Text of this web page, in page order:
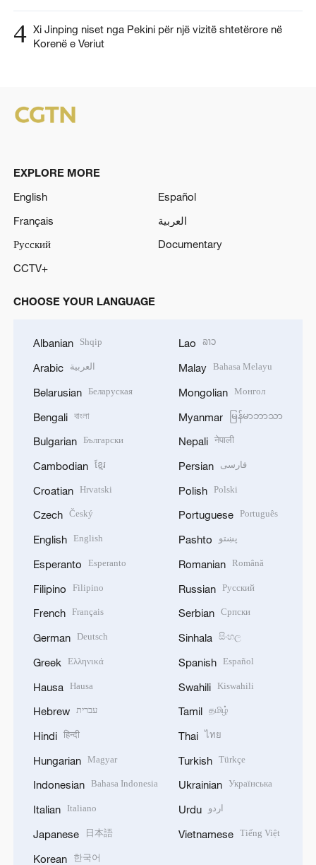
4 Xi Jinping niset nga Pekini për një vizitë shtetërore në
Korenë e Veriut
EXPLORE MORE
English
Español
Français
العربية
Русский
Documentary
CCTV+
CHOOSE YOUR LANGUAGE
Albanian Shqip
Arabic العربية
Belarusian Беларуская
Bengali বাংলা
Bulgarian Български
Cambodian ខ្មែរ
Croatian Hrvatski
Czech Český
English English
Esperanto Esperanto
Filipino Filipino
French Français
German Deutsch
Greek Ελληνικά
Hausa Hausa
Hebrew עברית
Hindi हिन्दी
Hungarian Magyar
Indonesian Bahasa Indonesia
Italian Italiano
Japanese 日本語
Korean 한국어
Lao ລາວ
Malay Bahasa Melayu
Mongolian Монгол
Myanmar မြန်မာဘာသာ
Nepali नेपाली
Persian فارسی
Polish Polski
Portuguese Português
Pashto پښتو
Romanian Română
Russian Русский
Serbian Српски
Sinhala සිංහල
Spanish Español
Swahili Kiswahili
Tamil தமிழ்
Thai ไทย
Turkish Türkçe
Ukrainian Українська
Urdu اردو
Vietnamese Tiếng Việt